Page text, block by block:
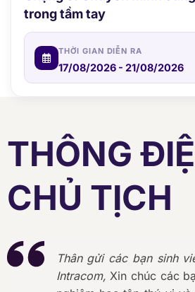
THỜI GIAN DIỄN RA
17/08/2026 - 21/08/2026
CHỦ TỊCH
Thân gửi các bạn sinh
tiềm năng của mình
Intracom. Thế giới bên